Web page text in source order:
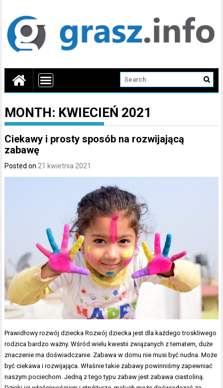
MONTH: KWIECIEŃ 2021
Ciekawy i prosty sposób na rozwijającą
zabawę
Posted on 21 kwietnia 2021
Prawidłowy rozwój dziecka Rozwój dziecka jest dla każdego troskliwego
rodzica bardzo ważny. Wśród wielu kwestii związanych z tematem, duże
znaczenie ma doświadczanie. Zabawa w domu nie musi być nudna. Może
być ciekawa i rozwijająca. Właśnie takie zabawy powinniśmy zapewniać
naszym pociechom. Jedną z tego typu zabaw jest zabawa ciastoliną.